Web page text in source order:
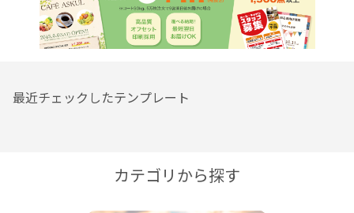
最近チェックしたテンプレート
カテゴリから探す